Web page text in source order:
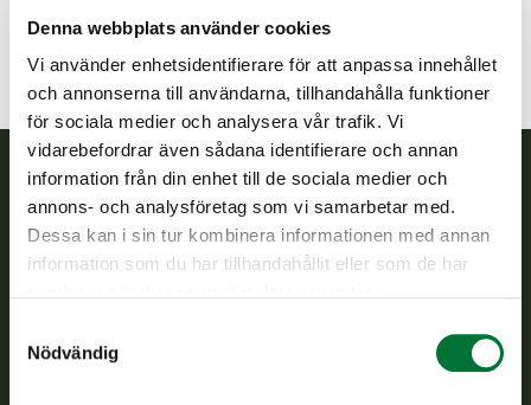
Denna webbplats använder cookies
Vi använder enhetsidentifierare för att anpassa innehållet
och annonserna till användarna, tillhandahålla funktioner
för sociala medier och analysera vår trafik. Vi
vidarebefordrar även sådana identifierare och annan
information från din enhet till de sociala medier och
annons- och analysföretag som vi samarbetar med.
Dessa kan i sin tur kombinera informationen med annan
information som du har tillhandahållit eller som de har
Nödvändig
Finlands viltcentral
Finlands viltcentral främjar en hållbar vilthushållning, stöder
som föreskrivs.